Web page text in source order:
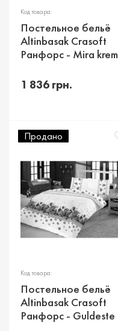
Код товара:
Постельное бельё
Altinbasak Crasoft
Ранфорс - Mira krem
1 836 грн.
Продано
Код товара:
Постельное бельё
Altinbasak Crasoft
Ранфорс - Guldeste